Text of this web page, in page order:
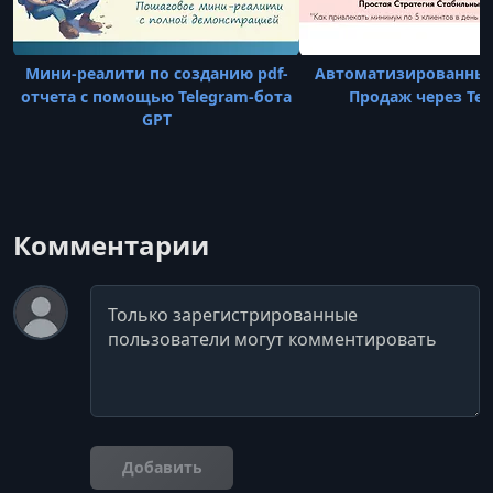
Мини-реалити по созданию pdf-
отчета с помощью Telegram-бота
GPT
Продаж через
Комментарии
Комментарий
Добавить